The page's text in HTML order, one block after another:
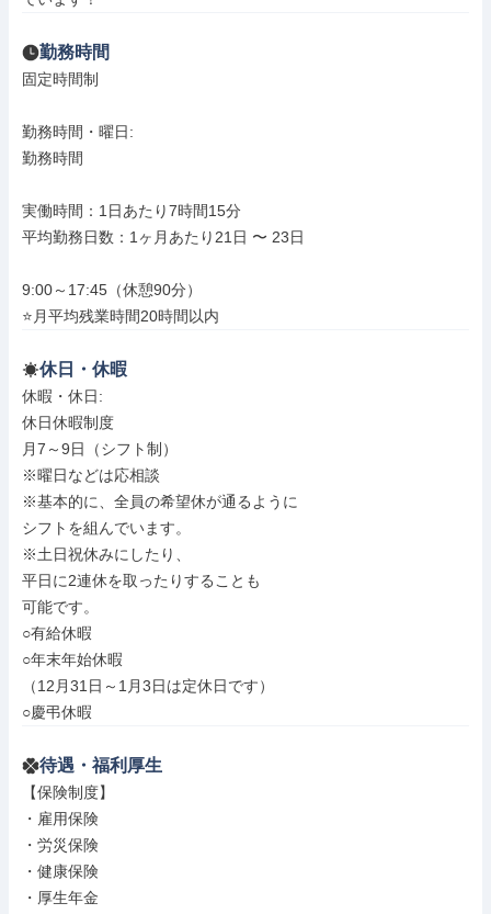
勤務時間
固定時間制
勤務時間・曜日:
勤務時間
実働時間：1日あたり7時間15分
平均勤務日数：1ヶ月あたり21日 〜 23日
9:00～17:45（休憩90分）
⭐月平均残業時間20時間以内
休日・休暇
休暇・休日:
休日休暇制度
月7～9日（シフト制）
※曜日などは応相談
※基本的に、全員の希望休が通るように
シフトを組んでいます。
※土日祝休みにしたり、
平日に2連休を取ったりすることも
可能です。
○有給休暇
○年末年始休暇
（12月31日～1月3日は定休日です）
○慶弔休暇
待遇・福利厚生
【保険制度】
・雇用保険
・労災保険
・健康保険
・厚生年金